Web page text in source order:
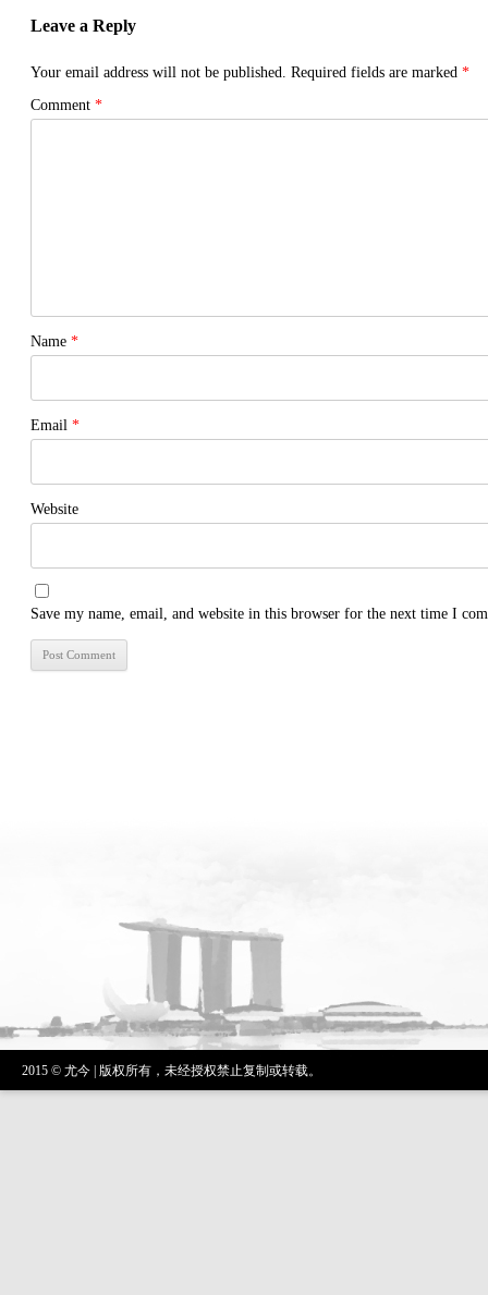
Leave a Reply
Your email address will not be published. Required fields are marked *
Comment *
Name *
Email *
Website
Save my name, email, and website in this browser for the next time I
2015 © 尤今 | 版权所有，未经授权禁止复制或转载。